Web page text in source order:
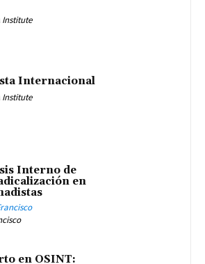
Institute
Internacional
Institute
Interno de
en
en OSINT: